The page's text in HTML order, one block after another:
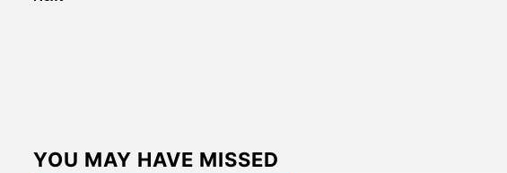
YOU MAY HAVE MISSED